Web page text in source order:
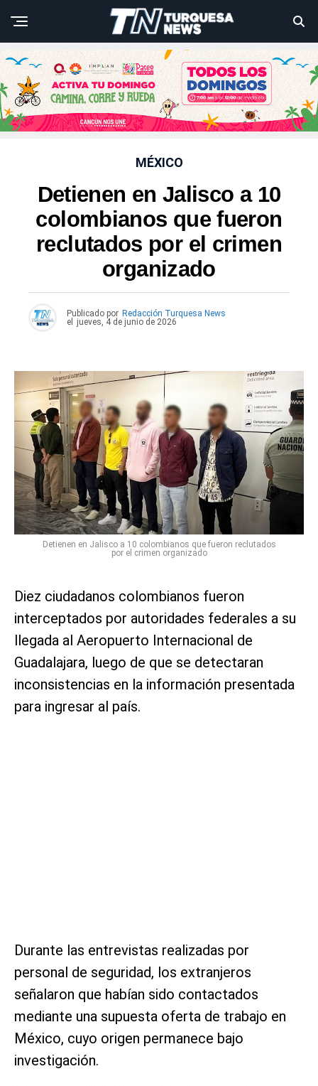
MÉXICO
Detienen en Jalisco a 10
colombianos que fueron
reclutados por el crimen
organizado
Publicado por Redacción Turquesa News
el
jueves, 4 de junio de 2026
Detienen en Jalisco a 10 colombianos que fueron reclutados
por el crimen organizado
Diez ciudadanos colombianos fueron
interceptados por autoridades federales a su
llegada al Aeropuerto Internacional de
Guadalajara, luego de que se detectaran
inconsistencias en la información presentada
para ingresar al país.
Durante las entrevistas realizadas por
personal de seguridad, los extranjeros
señalaron que habían sido contactados
mediante una supuesta oferta de trabajo en
México, cuyo origen permanece bajo
investigación.